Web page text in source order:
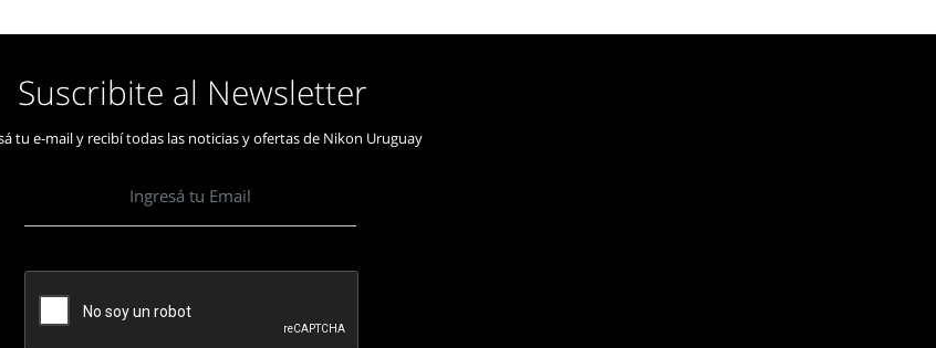
Suscribite al Newsletter
tu e-mail y recibí todas las noticias y ofertas de Nikon Uruguay